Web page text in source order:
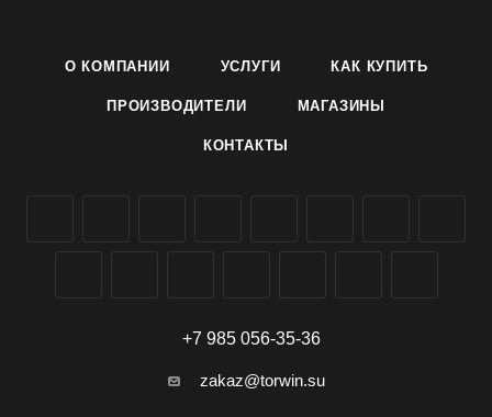
О КОМПАНИИ УСЛУГИ КАК КУПИТЬ
ПРОИЗВОДИТЕЛИ МАГАЗИНЫ
КОНТАКТЫ
+7 985 056-35-36
zakaz@torwin.su